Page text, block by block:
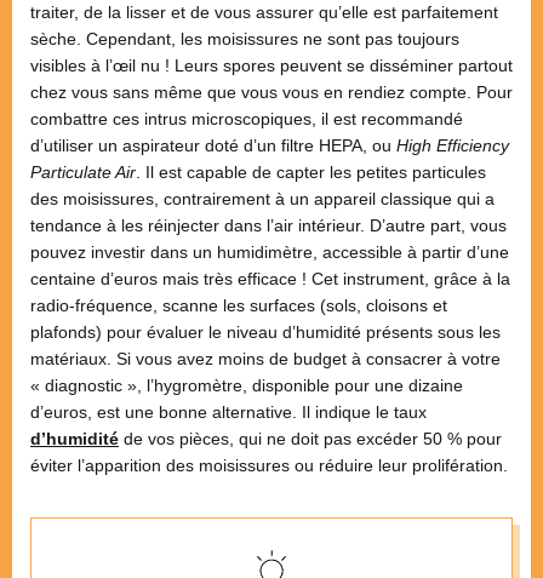
traiter, de la lisser et de vous assurer qu’elle est parfaitement
sèche. Cependant, les moisissures ne sont pas toujours
visibles à l’œil nu ! Leurs spores peuvent se disséminer partout
chez vous sans même que vous vous en rendiez compte. Pour
combattre ces intrus microscopiques, il est recommandé
d’utiliser un aspirateur doté d’un filtre HEPA, ou High Efficiency
Particulate Air . Il est capable de capter les petites particules
des moisissures, contrairement à un appareil classique qui a
tendance à les réinjecter dans l’air intérieur. D’autre part, vous
pouvez investir dans un humidimètre, accessible à partir d’une
centaine d’euros mais très efficace ! Cet instrument, grâce à la
radio-fréquence, scanne les surfaces (sols, cloisons et
plafonds) pour évaluer le niveau d’humidité présents sous les
matériaux. Si vous avez moins de budget à consacrer à votre
« diagnostic », l’hygromètre, disponible pour une dizaine
d’euros, est une bonne alternative. Il indique le taux
d’humidité de vos pièces, qui ne doit pas excéder 50 % pour
éviter l’apparition des moisissures ou réduire leur prolifération.